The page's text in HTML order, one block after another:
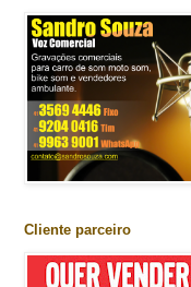
Cliente parceiro